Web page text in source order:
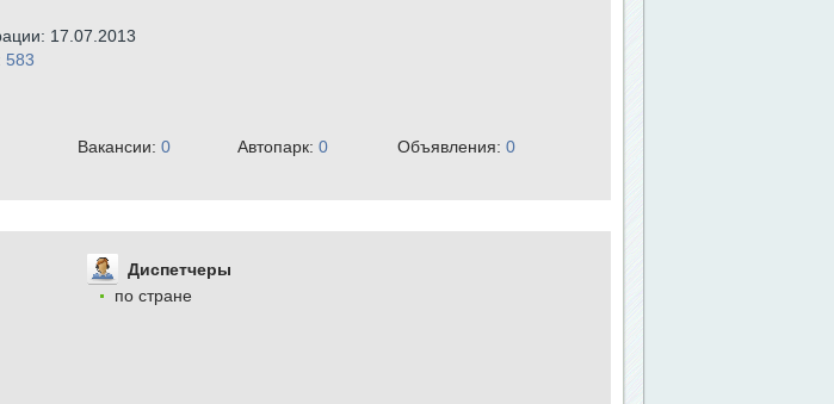
17.07.2013
583
Вакансии: 0 Автопарк: 0 Объявления: 0
Диспетчеры
по стране